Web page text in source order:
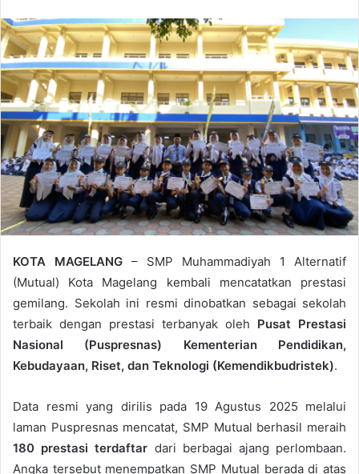
d
a
n
e
m
a
i
l
KOTA MAGELANG – SMP Muhammadiyah 1 Alternatif
(Mutual) Kota Magelang kembali mencatatkan prestasi
gemilang. Sekolah ini resmi dinobatkan sebagai sekolah
terbaik dengan prestasi terbanyak oleh Pusat Prestasi
Nasional (Puspresnas) Kementerian Pendidikan,
Kebudayaan, Riset, dan Teknologi (Kemendikbudristek).
Data resmi yang dirilis pada 19 Agustus 2025 melalui
laman Puspresnas mencatat, SMP Mutual berhasil meraih
180 prestasi terdaftar dari berbagai ajang perlombaan.
Angka tersebut menempatkan SMP Mutual berada di atas